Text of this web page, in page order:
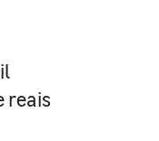
reais